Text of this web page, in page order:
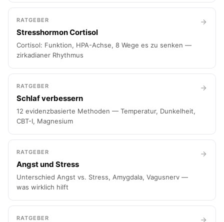
RATGEBER
Stresshormon Cortisol
Cortisol: Funktion, HPA-Achse, 8 Wege es zu senken —
zirkadianer Rhythmus
RATGEBER
Schlaf verbessern
12 evidenzbasierte Methoden — Temperatur, Dunkelheit,
CBT-I, Magnesium
RATGEBER
Angst und Stress
Unterschied Angst vs. Stress, Amygdala, Vagusnerv —
was wirklich hilft
RATGEBER